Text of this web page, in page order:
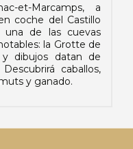
et-Marcamps, a
coche del Castillo
una de las cuevas
la Grotte de
y dibujos datan de
caballos,
y ganado.